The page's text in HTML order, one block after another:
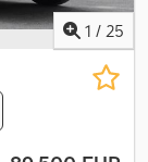
1 / 25